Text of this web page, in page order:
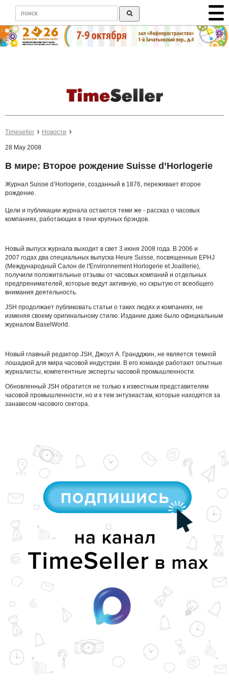
Timeseller Новости
28 May 2008
В мире: Второе рождение Suisse d’Horlogerie
Журнал Suisse d’Horlogerie, созданный в 1876, переживает второе
рождение.
Цели и публикации журнала остаются теми же - рассказ о часовых
компаниях, работающих в тени крупных брэндов.
Новый выпуск журнала выходит в свет 3 июня 2008 года. В 2006 и
2007 годах два специальных выпуска Heure Suisse, посвященные EPHJ
(Международный Салон de l'Environnement Horlogerie et Joaillerie),
получили положительные отзывы от часовых компаний и отдельных
предпренимателей, которые ведут активную, но скрытую от всеобщего
внимания деятельность.
JSH продолжает публиковать статьи о таких людях и компаниях, не
изменяя своему оригинальному стилю. Издание даже было официальным
журналом BaselWorld.
Новый главный редактор JSH, Джоул А. Грандджин, не является темной
лошадкой для мира часовой индустрии. В его команде работают опытные
журналисты, компетентные эксперты часовой промышленности.
Обновленный JSH обратится не только к известным представителям
часовой промышленности, но и к тем энтузиастам, которые находятся за
занавесом часового сектора.